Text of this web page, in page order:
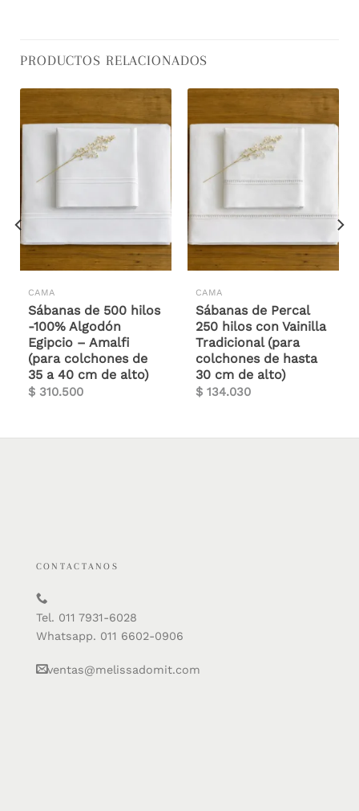
PRODUCTOS RELACIONADOS
CAMA
Sábanas de 500 hilos
-100% Algodón
Egipcio – Amalfi
(para colchones de
35 a 40 cm de alto)
$310.500
CAMA
Sábanas de Percal
250 hilos con Vainilla
Tradicional (para
colchones de hasta
30 cm de alto)
$134.030
CONTACTANOS
Tel. 011 7931-6028
Whatsapp. 011 6602-0906
ventas@melissadomit.com